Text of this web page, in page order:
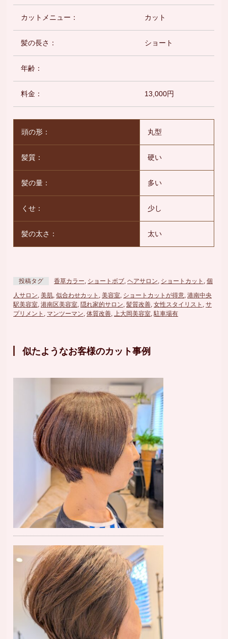
カットメニュー： カット
髪の長さ： ショート
年齢：
料金： 13,000円
頭の形： 丸型
髪質： 硬い
髪の量： 多い
くせ： 少し
髪の太さ： 太い
投稿タグ 香草カラー, ショートボブ,ヘアサロン, ショートカット ,個
人サロン,美肌,似合わせカット ,美容室, ショートカットが得意,港南中央
駅美容室,港南区美容室, 隠れ家的サロン,髪質改善,女性スタイリスト ,サ
プリメント , マンツーマン,体質改善,上大岡美容室,駐車場有
似たようなお客様のカット事例